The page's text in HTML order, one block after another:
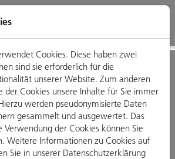
Center
Cookies. Diese haben zwei
sind sie erforderlich für die
unserer Website. Zum anderen
der Cookies unsere Inhalte für Sie immer
werden pseudonymisierte Daten
gesammelt und ausgewertet. Das
Verwendung der Cookies können Sie
Weitere Informationen zu Cookies auf
Sie in unserer Datenschutzerklärung